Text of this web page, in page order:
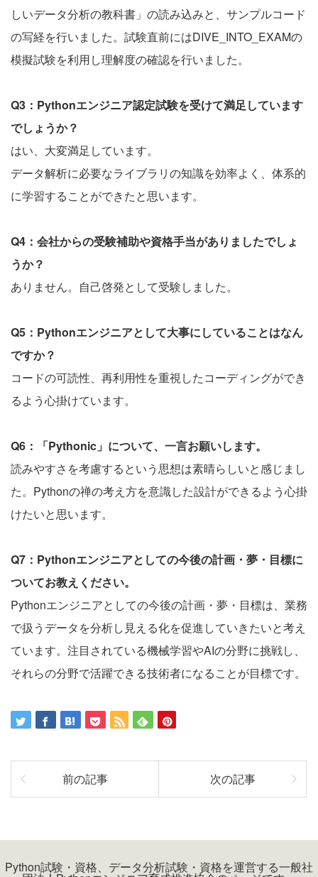
しいデータ分析の教科書」の読み込みと、サンプルコード
の写経を行いました。試験直前にはDIVE_INTO_EXAMの
模擬試験を利用し理解度の確認を行いました。
Q3：Pythonエンジニア認定試験を受けて満足しています
でしょうか？
はい、大変満足しています。
データ解析に必要なライブラリの知識を効率よく、体系的
に学習することができたと思います。
Q4：会社からの受験補助や資格手当がありましたでしょ
うか？
ありません。自己啓発として受験しました。
Q5：Pythonエンジニアとして大事にしていることはなん
ですか？
コードの可読性、再利用性を重視したコーディングができ
るよう心掛けています。
Q6：「Pythonic」について、一言お願いします。
読みやすさを考慮するという思想は素晴らしいと感じまし
た。Pythonの禅の考え方を意識した設計ができるよう心掛
けたいと思います。
Q7：Pythonエンジニアとしての今後の計画・夢・目標に
ついてお教えください。
Pythonエンジニアとしての今後の計画・夢・目標は、業務
で扱うデータを分析し見える化を促進していきたいと考え
ています。注目されている機械学習やAIの分野に挑戦し、
それらの分野で活躍できる技術者になることが目標です。
前の記事 次の記事
Python試験・資格、データ分析試験・資格を運営する一般社